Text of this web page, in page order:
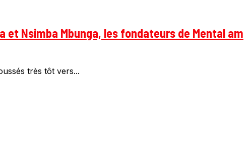
Nsimba Mbunga, les fondateurs de Mental am
très tôt vers...